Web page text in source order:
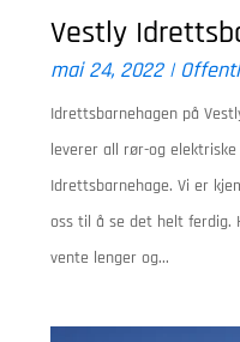
Vestly
mai 24, 2022|
Idrettsbarnehagen på
leverer all rør-og
Idrettsbarnehage. Vi er
oss til å se det helt ferdig.
vente lenger og...